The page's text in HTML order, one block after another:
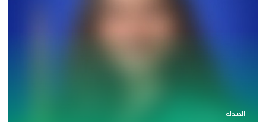
الصيدلة